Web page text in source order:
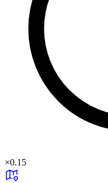
×0.15